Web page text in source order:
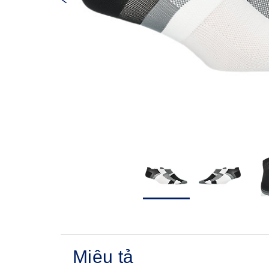
Miêu tả